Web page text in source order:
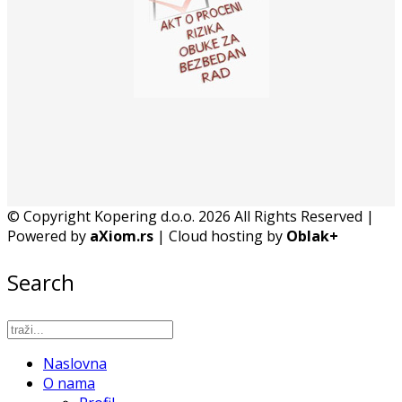
© Copyright Kopering d.o.o. 2026 All Rights Reserved |
Powered by aXiom.rs | Cloud hosting by Oblak+
Search
Naslovna
O nama